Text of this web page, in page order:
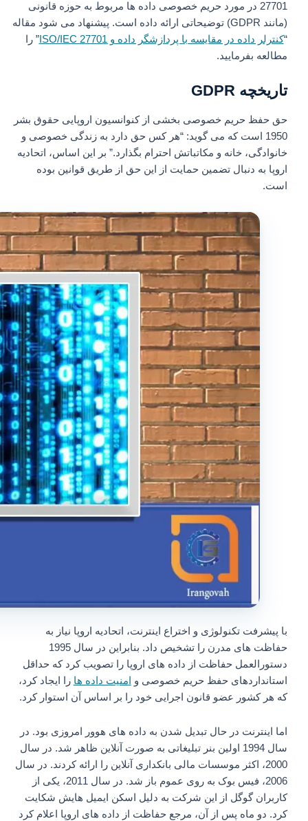
27701 در مورد حریم خصوصی داده ها مربوط به حوزه قانونی
(مانند GDPR) توضیحاتی ارائه داده است. پیشنهاد می شود مقاله
کنترلر داده در مقایسه با پردازشگر داده و ISO/IEC 27701
” را
مطالعه بفرمایید.
تاریخچه GDPR
حق حفظ حریم خصوصی بخشی از کنوانسیون اروپایی حقوق بشر
1950 است که می گوید: “هر کس حق دارد به زندگی خصوصی و
خانوادگی، خانه و مکاتباتش احترام بگذارد.” بر این اساس، اتحادیه
اروپا به دنبال تضمین حمایت از این حق از طریق قوانین بوده
است.
با پیشرفت تکنولوژی و اختراع اینترنت، اتحادیه اروپا نیاز به
حفاظت های مدرن را تشخیص داد. بنابراین در سال 1995
دستورالعمل حفاظت از داده های اروپا را تصویب کرد که حداقل
استانداردهای حفظ حریم خصوصی وامنیت داده هارا ایجاد کرد،
که هر کشور عضو قانون اجرایی خود را بر اساس آن استوار کرد.
اما اینترنت در حال تبدیل شدن به داده های هوور امروزی بود. در
سال 1994 اولین بنر تبلیغاتی به صورت آنلاین ظاهر شد. در سال
2000، اکثر موسسات مالی بانکداری آنلاین را ارائه کردند. در سال
2006، فیس بوک به روی عموم باز شد. در سال 2011، یکی از
کاربران گوگل از این شرکت به دلیل اسکن ایمیل هایش شکایت
کرد. دو ماه پس از آن، مرجع حفاظت از داده های اروپا اعلام کرد